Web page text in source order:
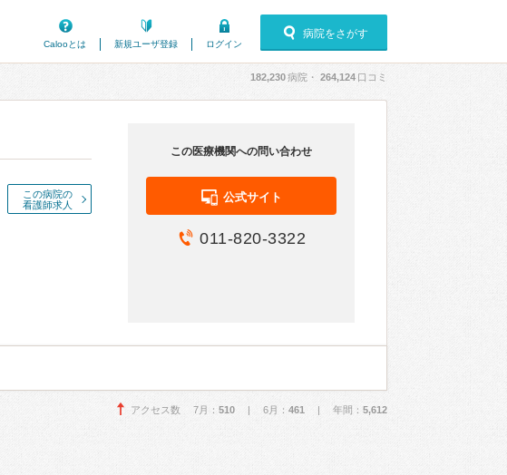
Calooとは
新規ユーザ登録 ログイン
病院をさがす
182,230病院・ 264,124 口コミ
この病院の
看護師求人
この医療機関への問い合わせ
公式サイト
011-820-3322
アクセス数 7月： 510 | 6月： 461 | 年間： 5,612